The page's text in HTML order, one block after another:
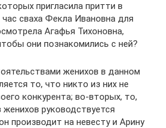
пригласила притти в
сваха Фекла Ивановна для
Агафья Тихоновна,
они позна­комились с ней?
женихов в данном
то, что никто из них не
конкурента; во-вторых, то,
руководствуется
производит на невесту и Арину